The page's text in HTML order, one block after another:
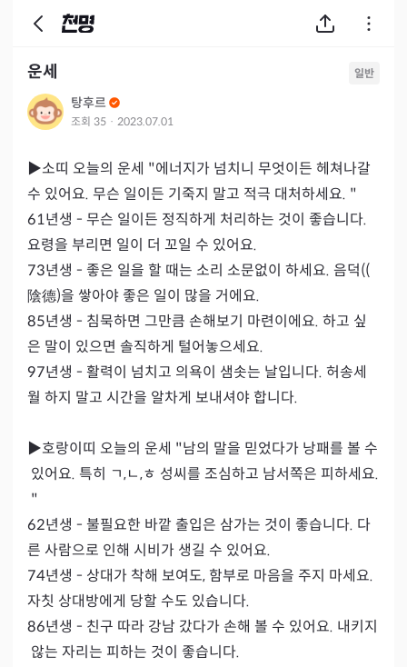
운세 일반
탕후르
조회 35 · 2023.07.01
▶소띠 오늘의 운세 "에너지가 넘치니 무엇이든 헤쳐나갈
수 있어요. 무슨 일이든 기죽지 말고 적극 대처하세요. "
61년생 - 무슨 일이든 정직하게 처리하는 것이 좋습니다.
요령을 부리면 일이 더 꼬일 수 있어요.
73년생 - 좋은 일을 할 때는 소리 소문없이 하세요. 음덕((
陰德)을 쌓아야 좋은 일이 많을 거에요.
85년생 - 침묵하면 그만큼 손해보기 마련이에요. 하고 싶
은 말이 있으면 솔직하게 털어놓으세요.
97년생 - 활력이 넘치고 의욕이 샘솟는 날입니다. 허송세
월 하지 말고 시간을 알차게 보내셔야 합니다.
▶호랑이띠 오늘의 운세 "남의 말을 믿었다가 낭패를 볼 수
있어요. 특히 ㄱ,ㄴ,ㅎ 성씨를 조심하고 남서쪽은 피하세요.
"
62년생 - 불필요한 바깥 출입은 삼가는 것이 좋습니다. 다
른 사람으로 인해 시비가 생길 수 있어요.
74년생 - 상대가 착해 보여도, 함부로 마음을 주지 마세요.
자칫 상대방에게 당할 수도 있습니다.
86년생 - 친구 따라 강남 갔다가 손해 볼 수 있어요. 내키지
않는 자리는 피하는 것이 좋습니다.